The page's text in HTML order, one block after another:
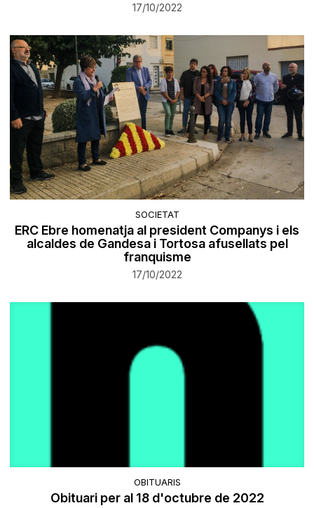
17/10/2022
SOCIETAT
ERC Ebre homenatja al president Companys i els
alcaldes de Gandesa i Tortosa afusellats pel
franquisme
17/10/2022
OBITUARIS
Obituari per al 18 d'octubre de 2022